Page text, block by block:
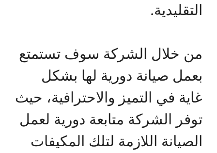
التقليدية.
من خلال الشركة سوف تستمتع
بعمل صيانة دورية لها بشكل
غاية في التميز والاحترافية، حيث
توفر الشركة متابعة دورية لعمل
الصيانة اللازمة لتلك المكيفات